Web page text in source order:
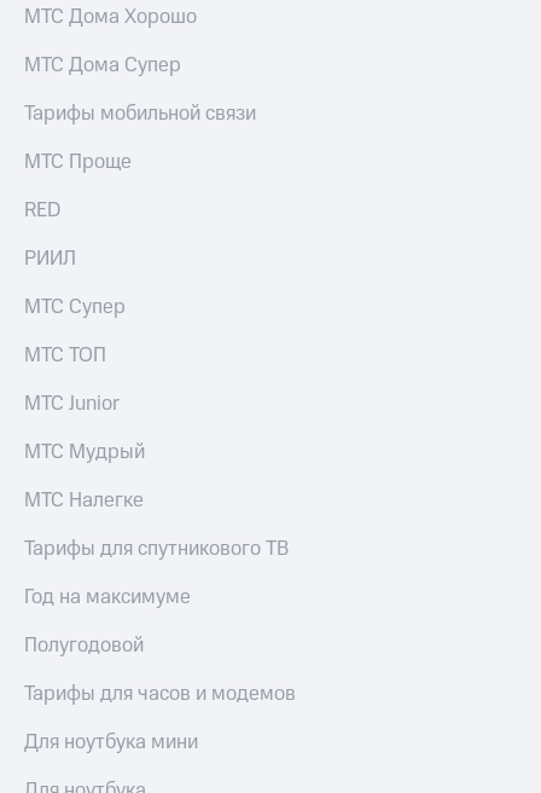
МТС Дома Хорошо
МТС Дома Супер
Тарифы мобильной связи
МТС Проще
RED
РИИЛ
МТС Супер
МТС ТОП
МТС Junior
МТС Мудрый
МТС Налегке
Тарифы для спутникового ТВ
Год на максимуме
Полугодовой
Тарифы для часов и модемов
Для ноутбука мини